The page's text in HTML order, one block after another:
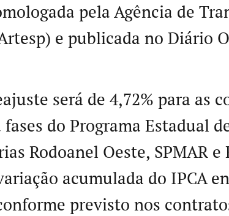
pela Agência de
e publicada no Diário
será de 4,72% para as
do Programa Estadual
Rodoanel Oeste, SPMAR e
acumulada do IPCA
previsto nos